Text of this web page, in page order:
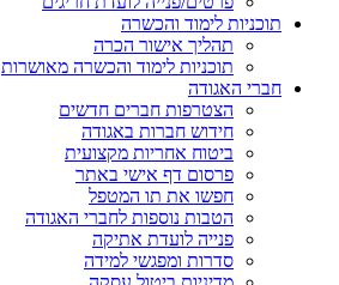
תוכניות לימוד והכשרה
תהליך אישור הכרה
תוכניות לימוד והכשרה מאושרות
חברי האגודה
הצטרפות חברים חדשים
חידוש חברות באגודה
ביטוח אחריות מקצועית
פרסום דף אישי באתר
חפשו את תו המטפל
הטבות נוספות לחברי האגודה
פנייה לועדת אתיקה
סדרות ומפגשי למידה